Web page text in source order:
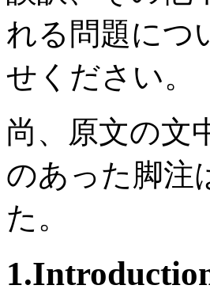
れる問題につ
せください。
尚、原文の文
のあった脚注
た。